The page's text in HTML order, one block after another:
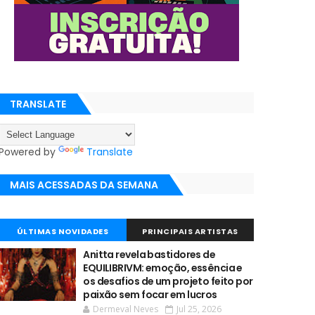
TRANSLATE
by Translate
MAIS ACESSADAS DA SEMANA
ÚLTIMAS NOVIDADES PRINCIPAIS ARTISTAS
Anitta revela bastidores de
EQUILIBRIVM: emoção, essência e
os desafios de um projeto feito por
paixão sem focar em lucros
Dermeval Neves Jul 25, 2026